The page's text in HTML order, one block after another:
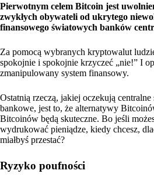
Pierwotnym celem Bitcoin jest
zwykłych obywateli od ukrytego
finansowego światowych banków
Za pomocą wybranych kryptowalut
spokojnie i spokojnie krzyczeć „nie!” I
zmanipulowany system finansowy.
Ostatnią rzeczą, jakiej oczekują centralne
bankowe, jest to, że alternatywy
Bitcoinów będą skuteczne. Bo jeśli
wydrukować pieniądze, kiedy chcesz,
miałbyś przestać?
Ryzyko poufności